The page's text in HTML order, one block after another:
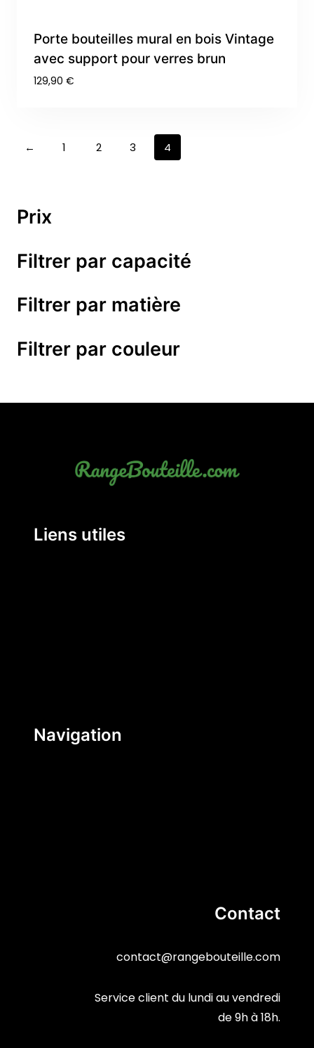
Porte bouteilles mural en bois Vintage
avec support pour verres brun
129,90 €
← 1 2 3 4
Prix
Filtrer par capacité
Filtrer par matière
Filtrer par couleur
Liens utiles
Navigation
Contact
contact@rangebouteille.com
Service client du lundi au vendredi
de 9h à 18h.